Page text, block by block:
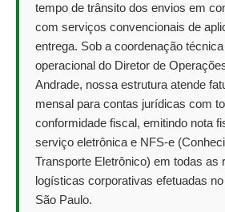
tempo de trânsito dos envios em
com serviços convencionais de
entrega. Sob a coordenação
operacional do Diretor de
Andrade, nossa estrutura atende
mensal para contas jurídicas com
conformidade fiscal, emitindo nota
serviço eletrônica e NFS-e
Transporte Eletrônico) em todas as
logísticas corporativas efetuadas
São Paulo.